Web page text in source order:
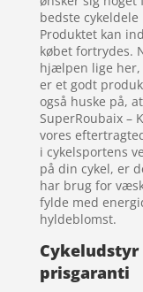
bedste
Produktet kan
købet fortrydes.
hjælpen lige
er et godt
også huske på,
SuperRoubaix –
vores
i cykelsportens
på din cykel, er
har brug for
fylde med
hyldeblomst.
prisgaranti